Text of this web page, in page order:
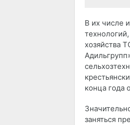
В их числе
хозяйства
конца года
заняться